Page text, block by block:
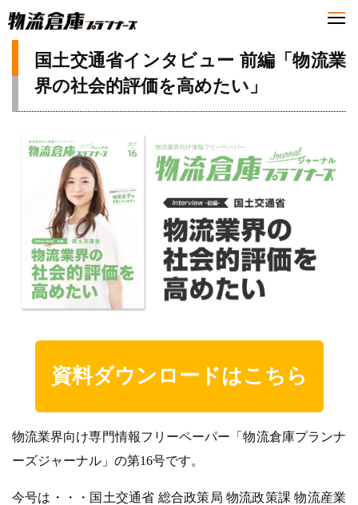
国土交通省インタビュー 前編「物流業
界の社会的評価を高めたい」
資料ダウンロードはこちら
物流業界向け専門情報フリーペーパー「物流倉庫プランナ
ーズジャーナル」の第16号です。
今号は・・・国土交通省 総合政策局 物流政策課 物流産業